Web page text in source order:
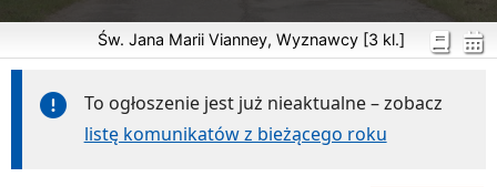
Św. Jana Marii Vianney, Wyznawcy [3 kl.]
To ogłoszenie jest już nieaktualne – zobacz
listę komunikatów z bieżącego roku